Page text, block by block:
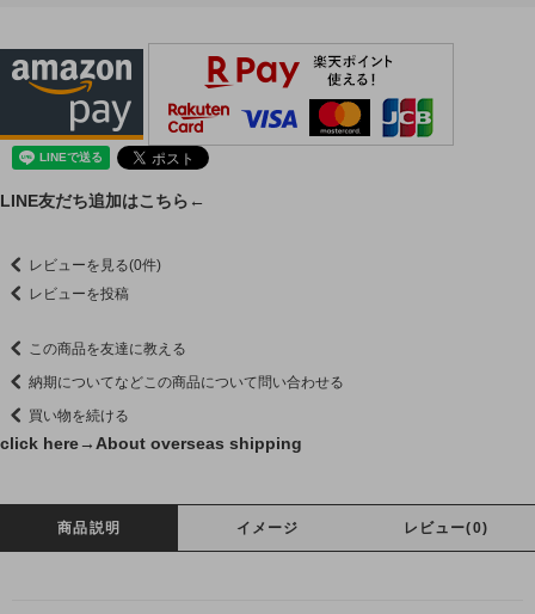
LINE友だち追加はこちら←
レビューを見る(0件)
レビューを投稿
この商品を友達に教える
納期についてなどこの商品について問い合わせる
買い物を続ける
click here→ About overseas shipping
商品説明 イメージ レビュー(0)